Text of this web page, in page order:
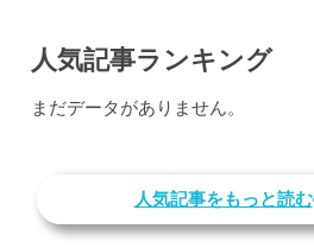
人気記事ランキング
まだデータがありません。
人気記事をもっと読む